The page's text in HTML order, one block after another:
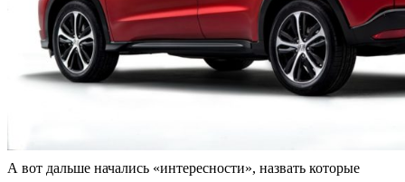
А вот дальше начались «интересности», назвать которые